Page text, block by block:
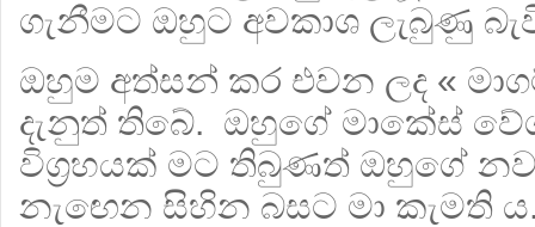
ගැනීමට ඔහුට අවකාශ ලැබුණු
ඔහුම අත්සන් කර එවන ලද «
දැනුත් තිබේ. ඔහුගේ මාකේස්
විග්‍රහයක් මට තිබුණත් ඔහුගේ
නැඟෙන සිහින බසට මා කැමති